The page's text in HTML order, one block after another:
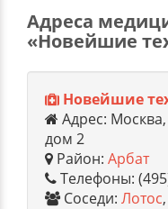
Адреса
«Новейшие
Новейшие
Адрес:
дом 2
Район: Арбат
Телефоны:
Соседи: Лотос,